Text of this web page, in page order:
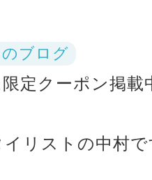
ブログ
定クーポン掲載
リストの中村